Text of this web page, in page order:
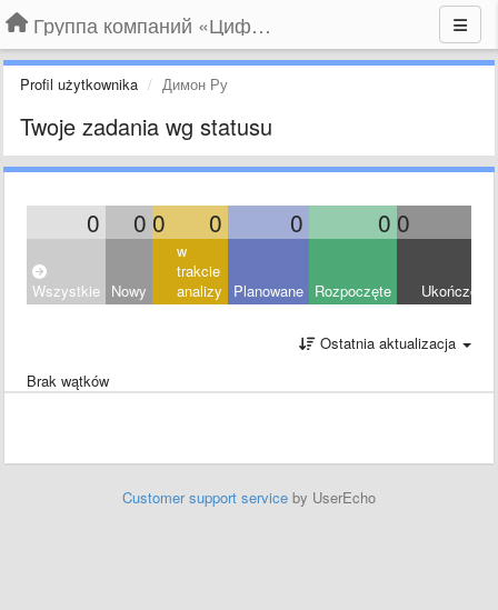
Группа компаний «Цифрабар»
Profil użytkownika Димон Ру
Twoje zadania wg statusu
0 0 0 0 0 0 0
Wszystkie Nowy
w
trakcie
analizy
Planowane Rozpoczęte Ukończony
Ostatnia aktualizacja
Brak wątków
Customer support service by UserEcho